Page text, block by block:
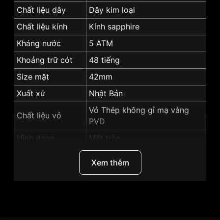
Chất liệu dây
Dây kim loại
Chất liệu kính
Kính sapphire
Kháng nước
5 ATM
Khoảng trữ cót
48 tiếng
Size mặt
42mm
Xuất xứ
Nhật Bản
Chất liệu vỏ
Vỏ Thép không gỉ mạ vàng
PVD
Hình dạng
Mặt tròn
Xem thêm